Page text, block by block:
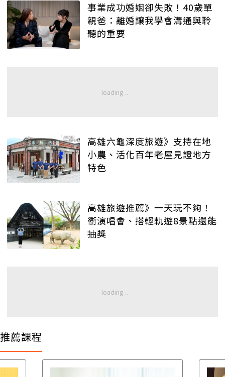
事業成功婚姻卻失敗！40歲單
親爸：離婚讓我學會溝通與聆
聽的重要
高雄六龜深度旅遊》支持在地
小農、活化百年老屋見證地方
特色
高雄旅遊推薦》一天玩不夠！
衝演唱會、搭輕軌遊8景點還能
抽獎
推薦課程